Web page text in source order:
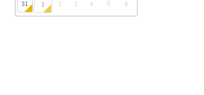
31 1 2 3 4 5 6